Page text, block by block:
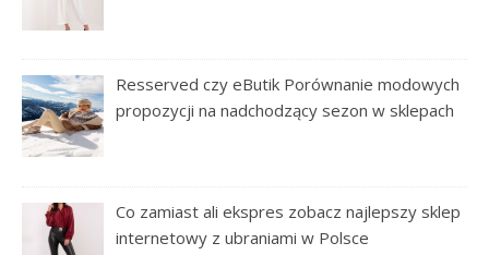
Resserved czy eButik Porównanie modowych
propozycji na nadchodzący sezon w sklepach
Co zamiast ali ekspres zobacz najlepszy sklep
internetowy z ubraniami w Polsce